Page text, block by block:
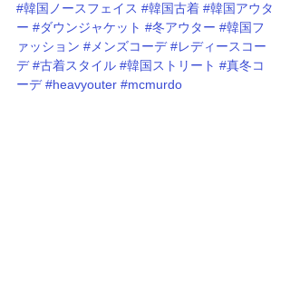
#韓国ノースフェイス #韓国古着 #韓国アウタ
ー #ダウンジャケット #冬アウター #韓国フ
ァッション #メンズコーデ #レディースコー
デ #古着スタイル #韓国ストリート #真冬コ
ーデ #heavyouter #mcmurdo